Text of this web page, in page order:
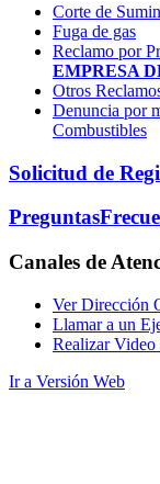
Corte de
Fuga de gas
Reclamo por
EMPRESA
Otros
Denuncia por
Combustibles
Solicitud de
Preguntas
Canales de
Ver Dirección
Llamar a un
Realizar
Ir a Versión Web